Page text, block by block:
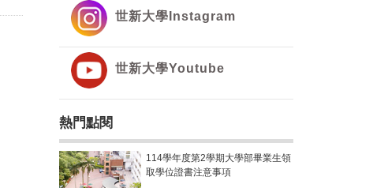
世新大學Instagram
世新大學Youtube
熱門點閱
114學年度第2學期大學部畢業生領
取學位證書注意事項